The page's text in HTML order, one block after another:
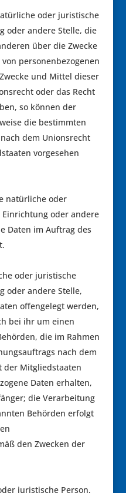
oder juristische
oder andere Stelle, die
über die Zwecke
personenbezogenen
und Mittel dieser
oder das Recht
so können der
die bestimmten
dem Unionsrecht
vorgesehen
natürliche oder
oder andere
Daten im Auftrag des
oder juristische
oder andere Stelle,
offengelegt werden,
bei ihr um einen
die im Rahmen
nach dem
der Mitgliedstaaten
Daten erhalten,
die Verarbeitung
Behörden erfolgt
den Zwecken der
juristische Person,